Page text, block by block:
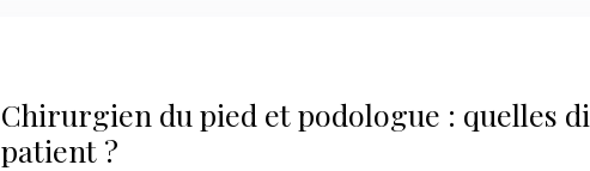
Chirurgien du pied et podologue : quelles
patient ?